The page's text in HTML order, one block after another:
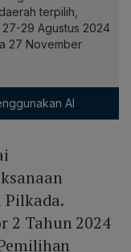
terpilih,
29 Agustus 2024
27 November
AI
2 Tahun 2024